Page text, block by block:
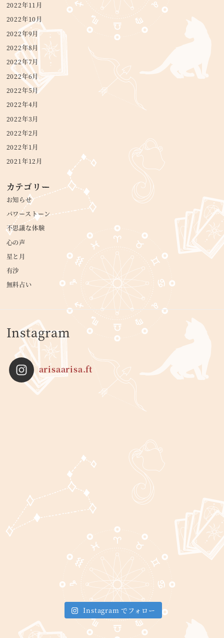
2022年11月
2022年10月
2022年9月
2022年8月
2022年7月
2022年6月
2022年5月
2022年4月
2022年3月
2022年2月
2022年1月
2021年12月
カテゴリー
お知らせ
パワーストーン
不思議な体験
心の声
星と月
有沙
無料占い
Instagram
arisaarisa.ft
Instagram でフォロー